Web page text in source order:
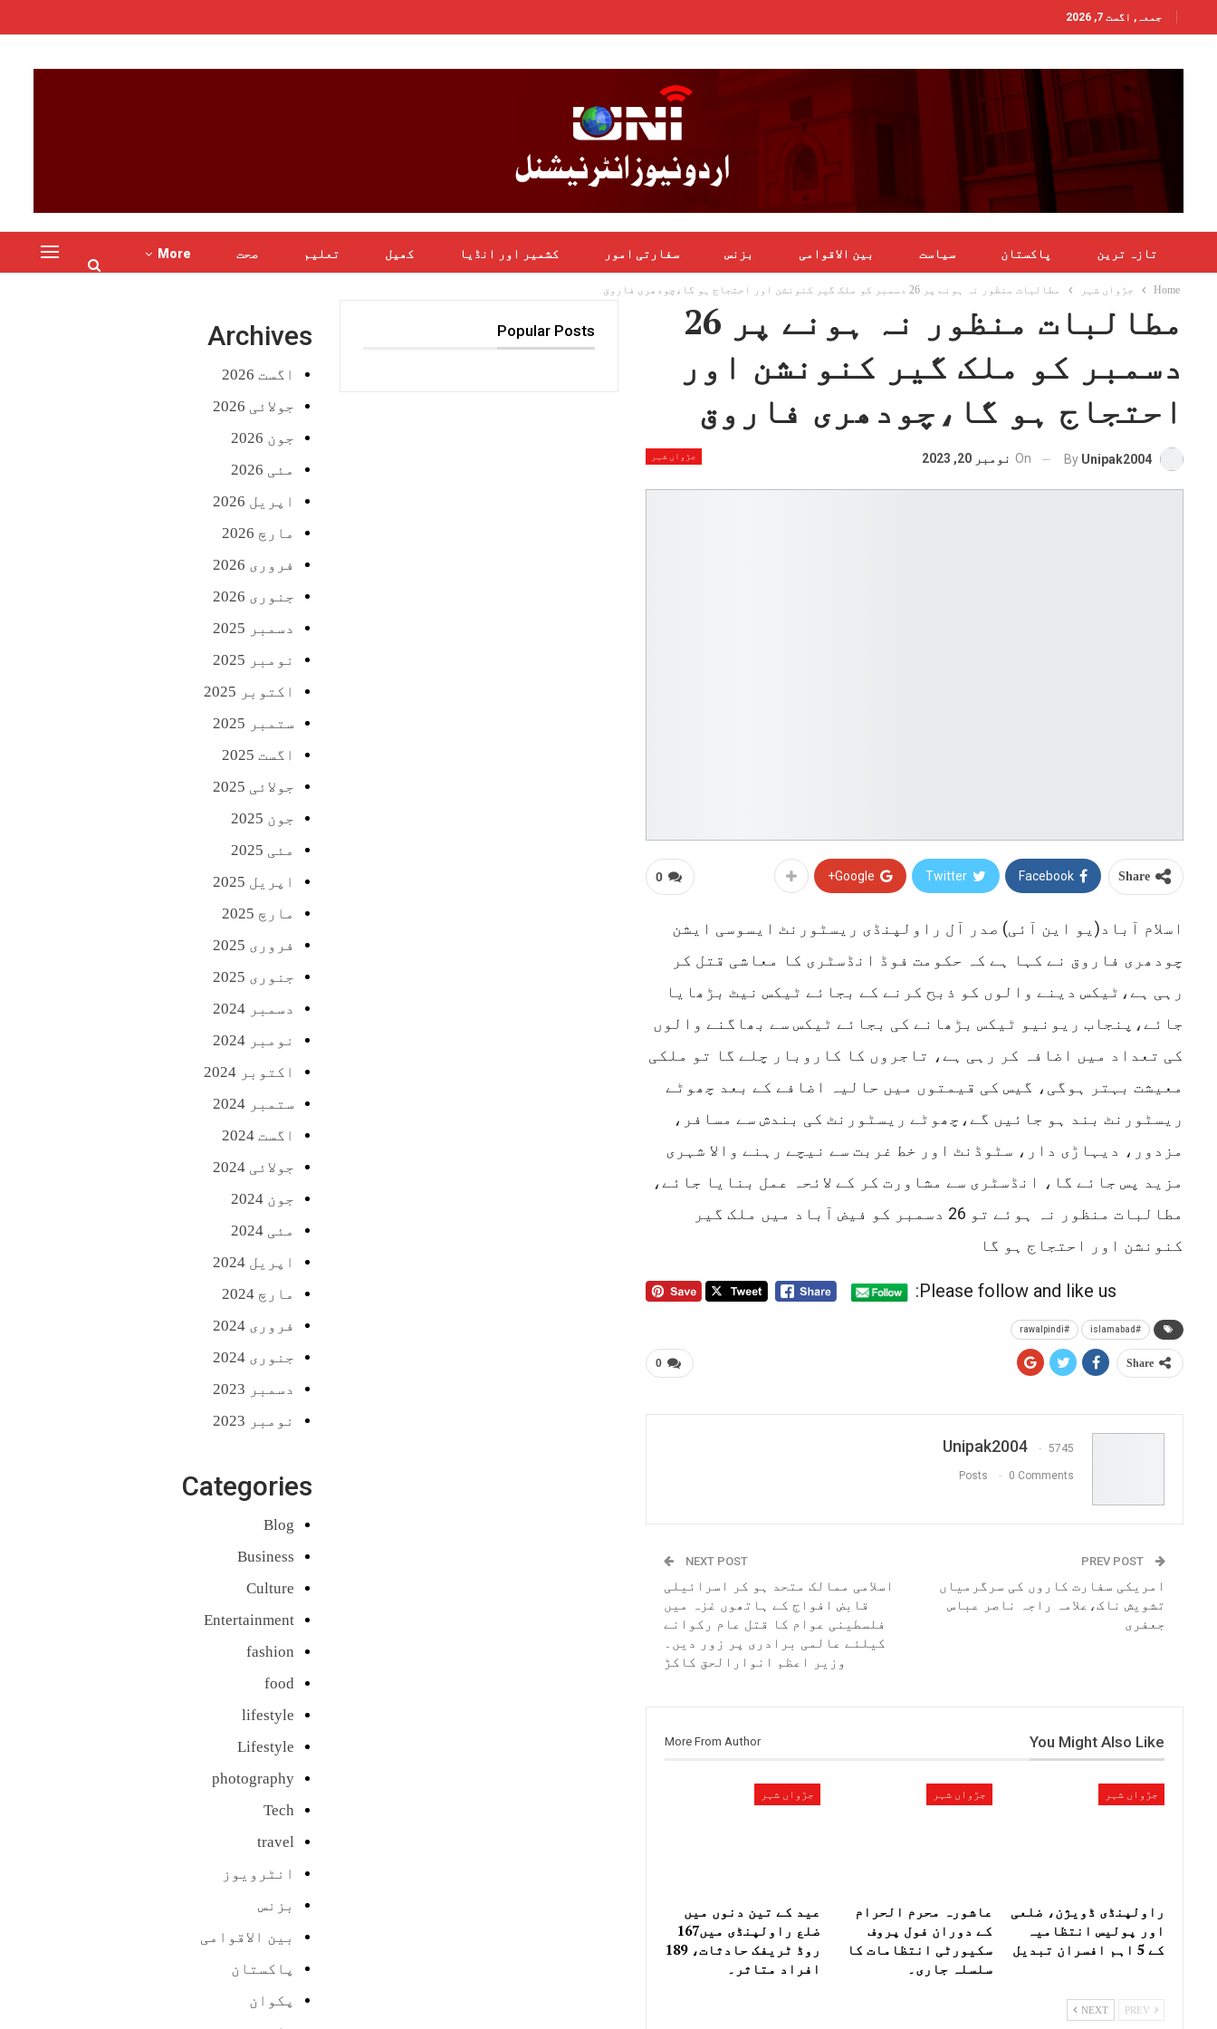
جمعہ, اگست 7, 2026
تازہ ترین پاکستان سیاست بین الاقوامی بزنس سفارتی امور کشمیر اور انڈیا کھیل تعلیم صحت More
Home جڑواں شہر مطالبات منظور نہ ہونے پر 26 دسمبر کو ملک گیر کنونشن اور احتجاج ہو گا،چودھری فاروق
مطالبات منظور نہ ہونے پر 26
دسمبر کو ملک گیر کنونشن اور
احتجاج ہو گا،چودھری فاروق
جڑواں شہر By Unipak2004
On نومبر 20, 2023
0 Share
Facebook
Twitter
Google+
اسلام آباد(یو این آئی) صدر آل راولپنڈی ریسٹورنٹ ایسوسی ایشن
چودھری فاروق نے کہا ہے کہ حکومت فوڈ انڈسٹری کا معاشی قتل کر
رہی ہے،ٹیکس دینے والوں کو ذبح کرنے کے بجائے ٹیکس نیٹ بڑھایا
جائے،پنجاب ریونیو ٹیکس بڑھانے کی بجائے ٹیکس سے بھاگنے والوں
کی تعداد میں اضافہ کر رہی ہے، تاجروں کا کاروبار چلے گا تو ملکی
معیشت بہتر ہوگی، گیس کی قیمتوں میں حالیہ اضافے کے بعد چھوٹے
ریسٹورنٹ بند ہو جائیں گے،چھوٹے ریسٹورنٹ کی بندش سے مسافر،
مزدور، دیہاڑی دار، سٹوڈنٹ اور خط غربت سے نیچے رہنے والا شہری
مزید پس جائے گا، انڈسٹری سے مشاورت کر کے لائحہ عمل بنایا جائے،
مطالبات منظور نہ ہوئے تو 26 دسمبر کو فیض آباد میں ملک گیر
کنونشن اور احتجاج ہو گا
Please follow and like us:
#islamabad
#rawalpindi
0 Share
Unipak2004 5745
Posts 0 Comments
امریکی سفارت کاروں کی سرگرمیاں
تشویش ناک،علامہ راجہ ناصر عباس
جعفری
NEXT POST
اسلامی ممالک متحد ہو کر اسرائیلی
قابض افواج کے ہاتھوں غزہ میں
فلسطینی عوام کا قتل عام رکوانے
کیلئے عالمی برادری پر زور دیں۔
وزیر اعظم انوارالحق کاکڑ
You Might Also Like
More From Author
جڑواں شہر
راولپنڈی ڈویژن، ضلعی
اور پولیس انتظامیہ
کے 5 اہم افسران تبدیل
جڑواں شہر
عاشورہ محرم الحرام
کے دوران فول پروف
سکیورٹی انتظامات کا
سلسلہ جاری۔
جڑواں شہر
عید کے تین دنوں میں
ضلع راولپنڈی میں167
روڈ ٹریفک حادثات، 189
افراد متاثر۔
NEXT
Popular Posts
Archives
اگست 2026
جولائی 2026
جون 2026
مئی 2026
اپریل 2026
مارچ 2026
فروری 2026
جنوری 2026
دسمبر 2025
نومبر 2025
اکتوبر 2025
ستمبر 2025
اگست 2025
جولائی 2025
جون 2025
مئی 2025
اپریل 2025
مارچ 2025
فروری 2025
جنوری 2025
دسمبر 2024
نومبر 2024
اکتوبر 2024
ستمبر 2024
اگست 2024
جولائی 2024
جون 2024
مئی 2024
اپریل 2024
مارچ 2024
فروری 2024
جنوری 2024
دسمبر 2023
نومبر 2023
Categories
Blog
Business
Culture
Entertainment
fashion
food
lifestyle
Lifestyle
photography
Tech
travel
انٹرویوز
بزنس
بین الاقوامی
پاکستان
پکوان